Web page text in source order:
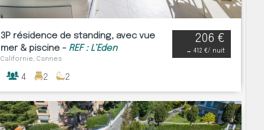
3P résidence de standing, avec vue
mer & piscine - REF : L’Eden
Californie, Cannes
206 €
→ 412 €/ nuit
4 2 2